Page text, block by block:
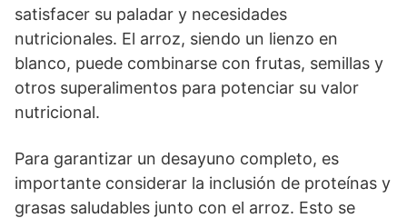
satisfacer su paladar y necesidades
nutricionales. El arroz, siendo un lienzo en
blanco, puede combinarse con frutas, semillas y
otros superalimentos para potenciar su valor
nutricional.
Para garantizar un desayuno completo, es
importante considerar la inclusión de proteínas y
grasas saludables junto con el arroz. Esto se